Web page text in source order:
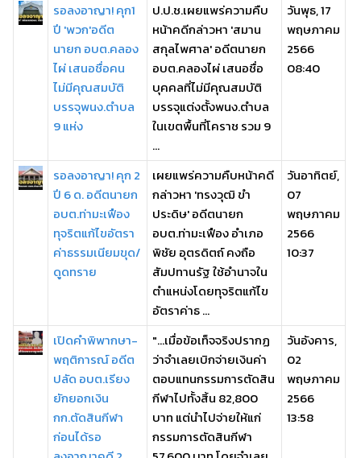
รอลงอาญา! คุก1
ปี 'พวก'อดีต
นายก อบต.คลอง
ไผ่ เสนอชื่อคน
ไม่มีคุณสมบัติ
บรรจุพนง.ตำบล
9 แห่ง
ป.ป.ช.เผยแพร่ความคืบ
หน้าคดีกล่าวหา 'สมาน
สกุลไพศาล' อดีตนายก
อบต.คลองไผ่ เสนอชื่อ
บุคคลที่ไม่มีคุณสมบัติ
บรรจุแต่งตั้งพนง.ตำบล
ในเขตพื้นที่โคราช รวม 9
...
วันพุธ, 17
พฤษภาคม
2566
08:40
รอลงอาญา! คุก 2
ปี 6 ด. อดีตนายก
อบต.ท่ามะเฟือง
ทุจริตแก้ไขอัตรา
ค่าธรรมเนียมขุด/
ดูดทราย
เผยแพร่ความคืบหน้าคดี
กล่าวหา 'ทรงวุฒิ ขำ
ประดิษ' อดีตนายก
อบต.ท่ามะเฟือง อำเภอ
พิชัย อุตรดิตถ์ คงถือ
สัมปทานรัฐ ใช้อำนาจใน
ตำแหน่งโดยทุจริตแก้ไข
อัตราค่าธ ...
วันอาทิตย์,
07
พฤษภาคม
2566
10:37
เปิดคำพิพากษา-
พฤติการณ์ อดีต
ปลัด อบต.เรียง
ยักยอกเงิน
กก.ตัดสินกีฬา
ก่อนได้รอ
"...เมื่อข้อเท็จจริงปรากฏ
ว่าจำเลยเบิกจ่ายเงินค่า
ตอบแทนกรรมการตัดสิน
กีฬาไปทั้งสิ้น 82,800
บาท แต่นำไปจ่ายให้แก่
กรรมการตัดสินกีฬา
วันอังคาร,
02
พฤษภาคม
2566
13:58